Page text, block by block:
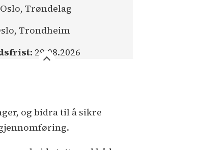
Oslo, Trøndelag
Trondheim
29.08.2026
og bidra til å sikre